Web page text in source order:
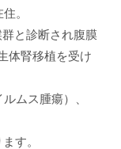
。
と診断され腹膜
体腎移植を受け
ムス腫瘍）、
す。